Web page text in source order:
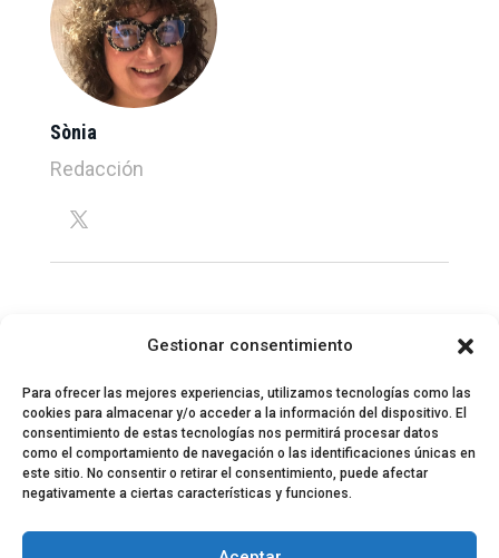
Gestionar consentimiento
Para ofrecer las mejores experiencias, utilizamos tecnologías como las
cookies para almacenar y/o acceder a la información del dispositivo. El
consentimiento de estas tecnologías nos permitirá procesar datos
como el comportamiento de navegación o las identificaciones únicas en
este sitio. No consentir o retirar el consentimiento, puede afectar
negativamente a ciertas características y funciones.
Sònia
Redacción